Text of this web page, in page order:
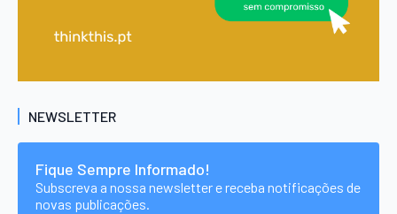
NEWSLETTER
Fique Sempre Informado!
Subscreva a nossa newsletter e receba notificações de
novas publicações.